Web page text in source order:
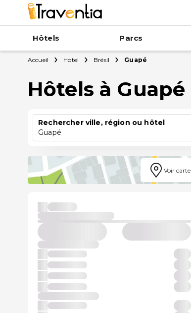
Hôtels Parcs
Accueil Hotel Brésil Guapé
Hôtels à Guapé
Rechercher ville, région ou hôtel
Guapé
Voir carte